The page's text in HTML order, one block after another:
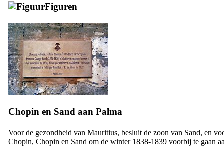
Figuren
Chopin en Sand aan Palma
Voor de gezondheid van Mauritius, besluit de zoon van Sand, en
Chopin, Chopin en Sand om de winter 1838-1839 voorbij te gaan